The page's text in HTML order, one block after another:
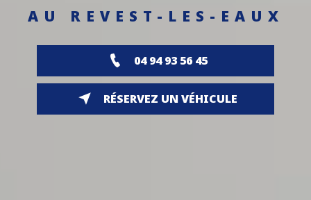
AU REVEST-LES-EAUX
04 94 93 56 45
RÉSERVEZ UN VÉHICULE